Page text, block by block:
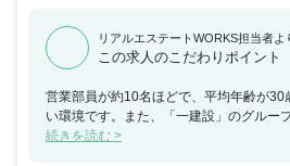
リアルエステートWORKS担当者よ
この求人のこだわりポイント
営業部員が約10名ほどで、平均年齢が30
い環境です。また、「一建設」のグルー
ながらも、会社としては第二創業期を迎
続きを読む >